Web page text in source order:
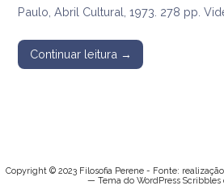
Paulo, Abril Cultural, 1973. 278 pp.
Continuar leitura →
Copyright © 2023 Filosofia Perene - Fonte:
— Tema do WordPress